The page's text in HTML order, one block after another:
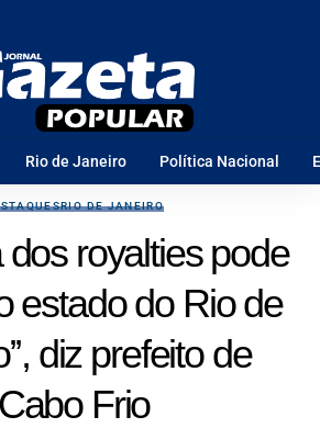
Rio de Janeiro Política Nacional
RIO DE JANEIRO
dos royalties pode
estado do Rio de
diz prefeito de
Cabo Frio